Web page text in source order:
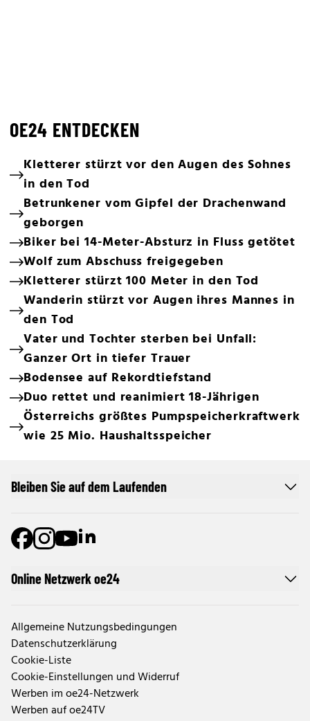
OE24 ENTDECKEN
Kletterer stürzt vor den Augen des Sohnes
in den Tod
Betrunkener vom Gipfel der Drachenwand
geborgen
Biker bei 14-Meter-Absturz in Fluss getötet
Wolf zum Abschuss freigegeben
Kletterer stürzt 100 Meter in den Tod
Wanderin stürzt vor Augen ihres Mannes in
den Tod
Vater und Tochter sterben bei Unfall:
Ganzer Ort in tiefer Trauer
Bodensee auf Rekordtiefstand
Duo rettet und reanimiert 18-Jährigen
Österreichs größtes Pumpspeicherkraftwerk
wie 25 Mio. Haushaltsspeicher
Online Netzwerk oe24
Allgemeine Nutzungsbedingungen
Datenschutzerklärung
Cookie-Liste
Cookie-Einstellungen und Widerruf
Werben im oe24-Netzwerk
Werben auf oe24TV
Bleiben Sie auf dem Laufenden